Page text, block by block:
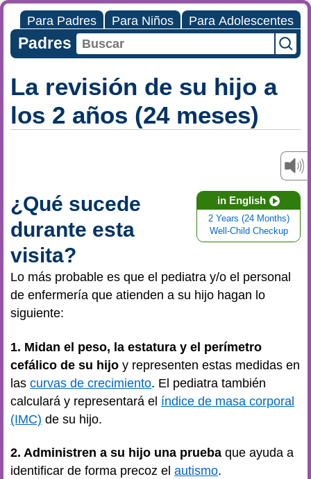
Para Padres Para Niños Para Adolescentes
Padres
La revisión de su hijo a
los 2 años (24 meses)
in English
2 Years (24 Months)
Well-Child Checkup
¿Qué sucede
durante esta
visita?
Lo más probable es que el pediatra y/o el personal
de enfermería que atienden a su hijo hagan lo
siguiente:
1. Midan el peso, la estatura y el perímetro
cefálico de su hijo y representen estas medidas en
las curvas de crecimiento. El pediatra también
calculará y representará el índice de masa corporal
(IMC) de su hijo.
2. Administren a su hijo una prueba que ayuda a
identificar de forma precoz el autismo.